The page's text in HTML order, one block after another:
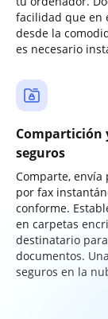
facilidad que en
desde la
es necesario
Compartición
seguros
Comparte, envía
por fax
conforme.
en carpetas
destinatario
documentos.
seguros en la